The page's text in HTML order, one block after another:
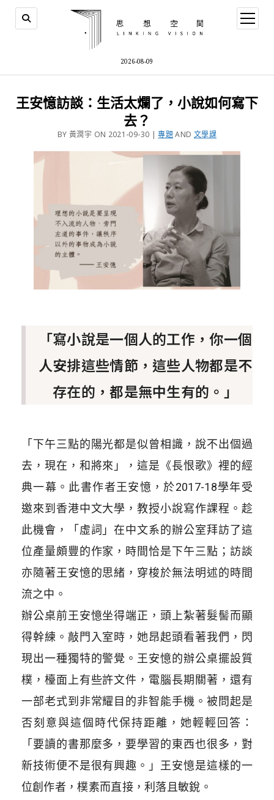
2026-08-09
王安憶訪談：生活太爛了，小說如何寫下
去？
BY 黃潤宇 ON 2021-09-30 |專題AND 文學課
「寫小說是一個人的工作，你一個
人安排這些情節，這些人物都是不
存在的，都是無中生有的。」
「下午三點的陽光都是似曾相識，說不出個過
去，現在，和將來」，這是《長恨歌》裡的經
典一幕。此書作者王安憶，於2017-18學年受
邀來到香港中文大學，教授小說寫作課程。趁
此機會，「虛詞」在中文系的辦公室拜訪了這
位產量頗豐的作家，時間恰是下午三點；訪談
亦隨著王安憶的思緒，穿梭於無法明述的時間
流之中。
辦公桌前王安憶坐得端正，頭上紮著髮髻而顯
得幹練。敲門入室時，她昂起頭看著我們，閃
現出一種獨特的警覺。王安憶的辦公桌擺設質
樸，檯面上有些許文件，電腦長期關著，還有
一部老式到非常耀目的非智能手機。被問起是
否刻意與這個時代保持距離，她輕輕回答：
「要讀的書那麼多，要學習的東西也很多，對
新技術便不是很有興趣。」王安憶是這樣的一
位創作者，樸素而直接，利落且敏銳。